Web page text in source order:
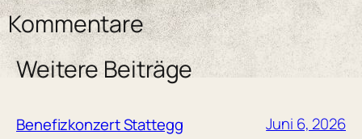
Kommentare
Weitere Beiträge
Benefizkonzert Stattegg Juni 6, 2026